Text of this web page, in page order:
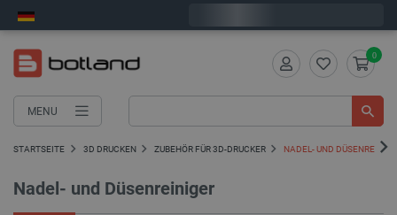
MENU
0
STARTSEITE 3D DRUCKEN ZUBEHÖR FÜR 3D-DRUCKER NADEL- UND
Nadel- und Düsenreiniger